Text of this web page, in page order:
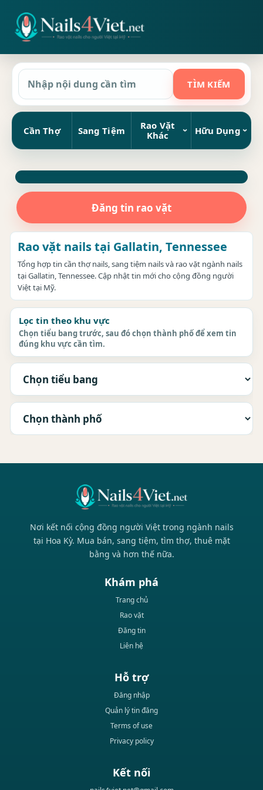
Cần Thợ Sang Tiệm
Rao Vặt
Khác
Hữu Dụng
Đăng tin rao vặt
Rao vặt nails tại Gallatin, Tennessee
Tổng hợp tin cần thợ nails, sang tiệm nails và rao vặt ngành nails
tại Gallatin, Tennessee. Cập nhật tin mới cho cộng đồng người
Việt tại Mỹ.
Lọc tin theo khu vực
Chọn tiểu bang trước, sau đó chọn thành phố để xem tin
đúng khu vực cần tìm.
Nơi kết nối cộng đồng người Việt trong ngành nails
tại Hoa Kỳ. Mua bán, sang tiệm, tìm thợ, thuê mặt
bằng và hơn thế nữa.
Khám phá
Trang chủ
Rao vặt
Đăng tin
Liên hệ
Hỗ trợ
Đăng nhập
Quản lý tin đăng
Terms of use
Privacy policy
Kết nối